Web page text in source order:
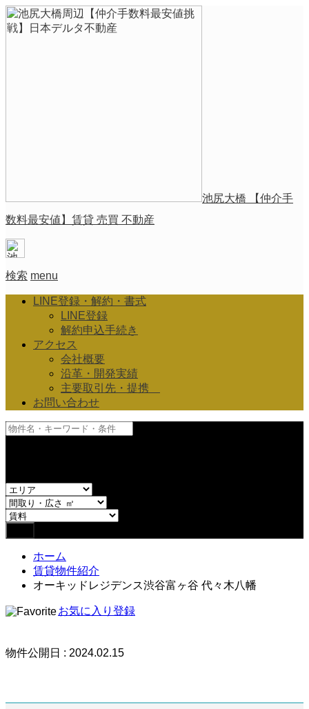
池尻大橋 【仲介手
数料最安値】賃貸 売買 不動産
検索 menu
LINE登録・解約・書式
LINE登録
解約申込手続き
アクセス
会社概要
沿革・開発実績
主要取引先・提携
お問い合わせ
ホーム
賃貸物件紹介
オーキッドレジデンス渋谷富ヶ谷 代々木八幡
お気に入り登録
物件公開日 : 2024.02.15